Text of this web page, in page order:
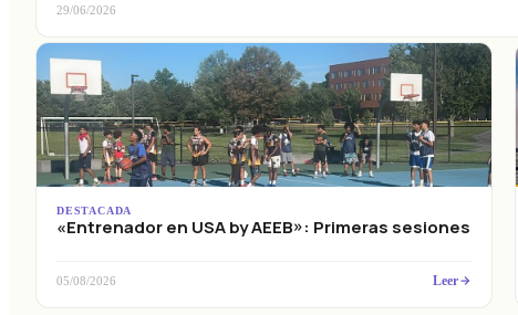
29/06/2026
DESTACADA
«Entrenador en USA by AEEB»: Primeras sesiones
05/08/2026 Leer